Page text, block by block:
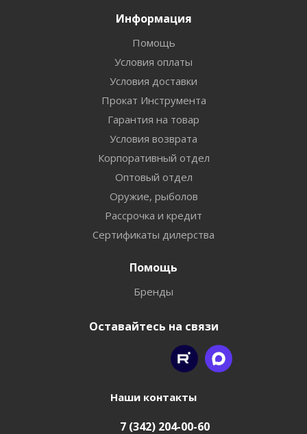
Информация
Помощь
Условия оплаты
Условия доставки
Прокат Инструмента
Гарантия на товар
Условия возврата
Корпоративный отдел
Оптовый отдел
Оружие, рыболов
Рассрочка и кредит
Сертификаты дилерства
Помощь
Бренды
Оставайтесь на связи
Наши контакты
7 (342) 204-00-60